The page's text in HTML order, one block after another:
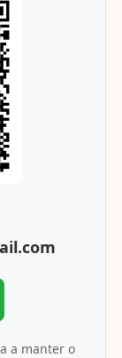
a manter o